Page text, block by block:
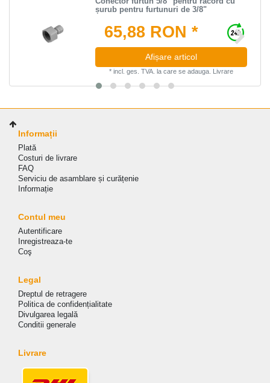
șurub pentru furtunuri de 3/8"
65,88 RON *
Afișare articol
* incl. ges. TVA. la care se adauga. Livrare
Informații
Plată
Costuri de livrare
FAQ
Serviciu de asamblare și curățenie
Informație
Contul meu
Autentificare
Inregistreaza-te
Coş
Legal
Dreptul de retragere
Politica de сonfidențialitate
Divulgarea legală
Conditii generale
Livrare